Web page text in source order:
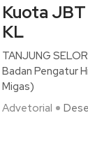
Kuota JBT
KL
TANJUNG
Badan Pengatur
Migas)
Advetorial